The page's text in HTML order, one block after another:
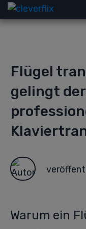
Flügel
gelingt
Warum ein